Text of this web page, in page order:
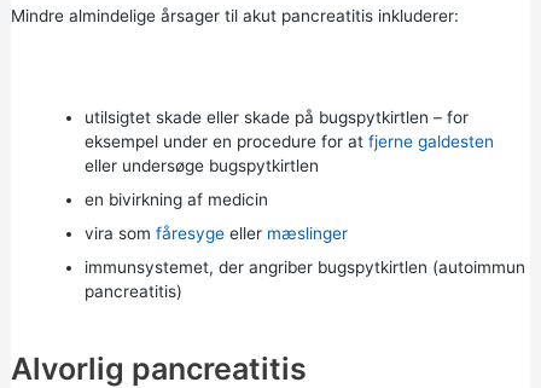
Mindre almindelige årsager til akut pancreatitis inkluderer:
utilsigtet skade eller skade på bugspytkirtlen – for
eksempel under en procedure for at fjerne galdesten
eller undersøge bugspytkirtlen
en bivirkning af medicin
vira som fåresygeeller mæslinger
immunsystemet, der angriber bugspytkirtlen (autoimmun
pancreatitis)
Alvorlig pancreatitis